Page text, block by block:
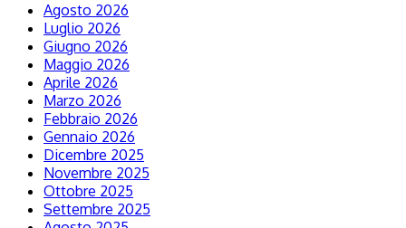
Agosto 2026
Luglio 2026
Giugno 2026
Maggio 2026
Aprile 2026
Marzo 2026
Febbraio 2026
Gennaio 2026
Dicembre 2025
Novembre 2025
Ottobre 2025
Settembre 2025